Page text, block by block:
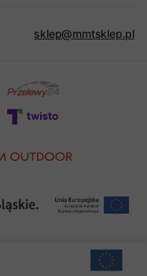
sklep@mmtsklep.pl